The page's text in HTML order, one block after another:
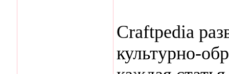
Craftpedia
культурно-